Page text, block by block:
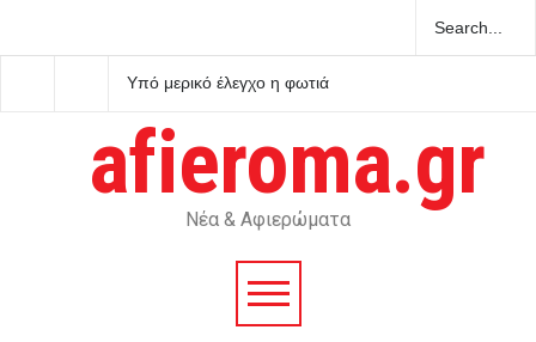
Υπό μερικό έλεγχο η φωτιά
afieroma.gr
Νέα & Αφιερώματα